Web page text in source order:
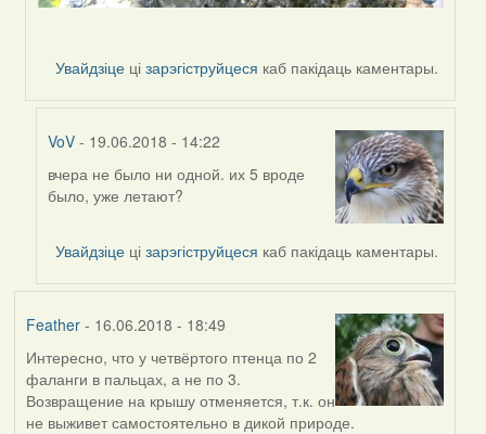
Увайдзіце цізарэгіструйцеся каб пакідаць каментары.
VoV - 19.06.2018 - 14:22
In
reply
by
вчера не было ни одной. их 5 вроде
было, уже летают?
Увайдзіце цізарэгіструйцеся каб пакідаць каментары.
Feather- 16.06.2018 - 18:49
Интересно, что у четвёртого птенца по 2
фаланги в пальцах, а не по 3.
Возвращение на крышу отменяется, т.к. он
не выживет самостоятельно в дикой природе.